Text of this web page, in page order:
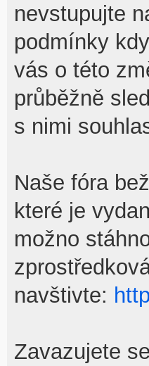
nevstupujte
podmínky
vás o této
průběžně
s nimi
Naše fóra
které je
možno
navštivte:
Zavazujete